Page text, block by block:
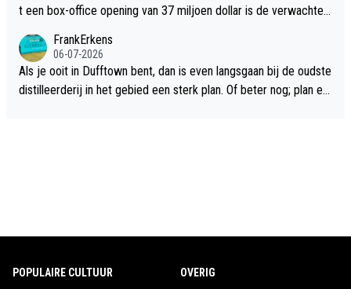
t een box-office opening van 37 miljoen dollar is de verwachte
FrankErkens
06-07-2026
Als je ooit in Dufftown bent, dan is even langsgaan bij de oudste
distilleerderij in het gebied een sterk plan. Of beter nog; plan ee
POPULAIRE CULTUUR OVERIG